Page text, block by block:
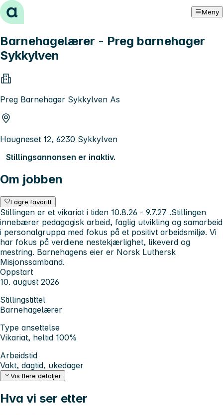
Hopp til innhold Meny
Barnehagelærer - Preg barnehager
Sykkylven
Preg Barnehager Sykkylven As
Haugneset 12, 6230 Sykkylven
Stillingsannonsen er inaktiv.
Om jobben
Lagre favoritt
Stillingen er et vikariat i tiden 10.8.26 - 9.7.27 .Stillingen
innebærer pedagogisk arbeid, faglig utvikling og samarbeid
i personalgruppa med fokus på et positivt arbeidsmiljø. Vi
har fokus på verdiene nestekjærlighet, likeverd og
mestring. Barnehagens eier er Norsk Luthersk
Misjonssamband.
Oppstart
10. august 2026
Stillingstittel
Barnehagelærer
Type ansettelse
Vikariat, heltid 100%
Arbeidstid
Vakt, dagtid, ukedager
Vis flere detaljer
Hva vi ser etter